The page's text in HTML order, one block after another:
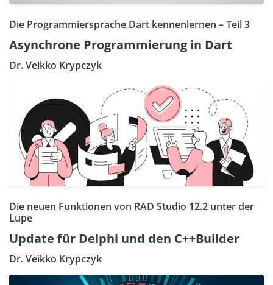
Die Programmiersprache Dart kennenlernen – Teil 3
Asynchrone Programmierung in Dart
Dr. Veikko Krypczyk
Die neuen Funktionen von RAD Studio 12.2 unter der
Lupe
Update für Delphi und den C++Builder
Dr. Veikko Krypczyk